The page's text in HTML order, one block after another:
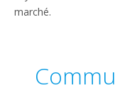
marché.